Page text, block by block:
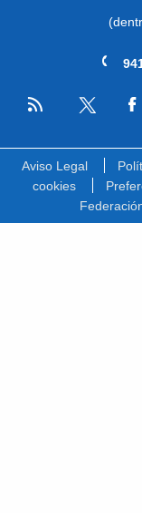
RSS
Aviso Legal
cookies